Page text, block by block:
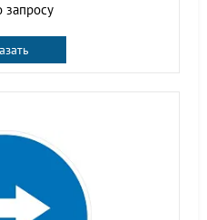
запросу